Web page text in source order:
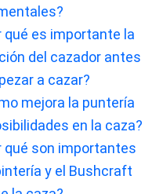
qué es importante la
del cazador antes
a cazar?
mejora la puntería
en la caza?
qué son importantes
y el Bushcraft